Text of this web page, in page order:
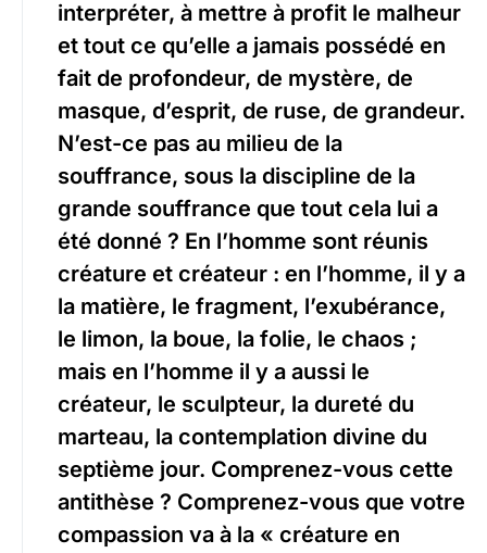
interpréter, à mettre à profit le malheur
et tout ce qu’elle a jamais possédé en
fait de profondeur, de mystère, de
masque, d’esprit, de ruse, de grandeur.
N’est-ce pas au milieu de la
souffrance, sous la discipline de la
grande souffrance que tout cela lui a
été donné ? En l’homme sont réunis
créature et créateur : en l’homme, il y a
la matière, le fragment, l’exubérance,
le limon, la boue, la folie, le chaos ;
mais en l’homme il y a aussi le
créateur, le sculpteur, la dureté du
marteau, la contemplation divine du
septième jour. Comprenez-vous cette
antithèse ? Comprenez-vous que votre
compassion va à la « créature en